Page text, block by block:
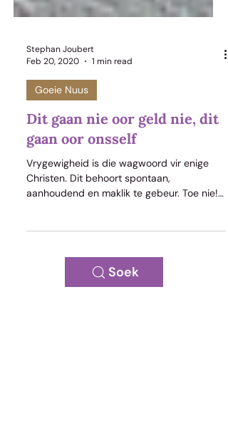
Stephan Joubert
Feb 20, 2020
1 min read
Goeie Nuus
Dit gaan nie oor geld nie, dit
gaan oor onsself
Vrygewigheid is die wagwoord vir enige
aanhoudend en maklik te gebeur. Toe nie!